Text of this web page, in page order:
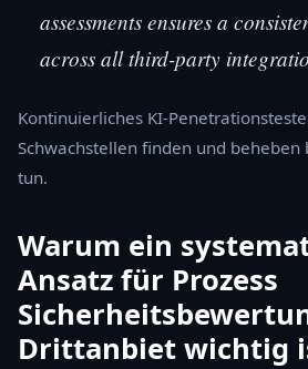
assessments ensures a
across all third-party
Kontinuierliches KI-
Schwachstellen finden und
tun.
Warum ein
Ansatz für Prozess
Drittanbiet wichtig